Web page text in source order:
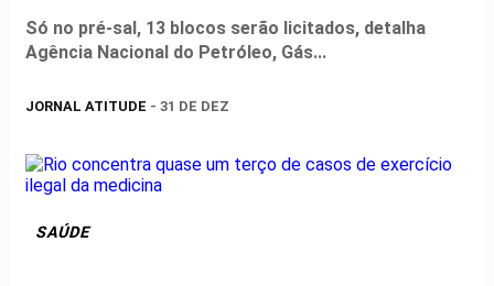
Só no pré-sal, 13 blocos serão licitados, detalha
Agência Nacional do Petróleo, Gás...
JORNAL ATITUDE - 31 DE DEZ
SAÚDE